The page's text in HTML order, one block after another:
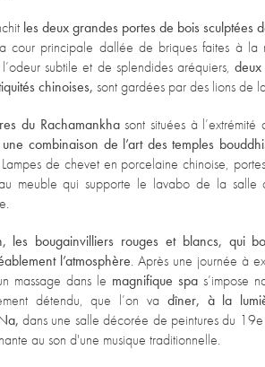
les deux grandes portes de bois sculptées
cour principale dallée de briques faites à la
subtile et de splendides aréquiers,
chinoises, sont gardées par des lions de
du Rachamankhasont situées à l’extrémité
combinaison de l’art des temples
de chevet en porcelaine chinoise,
meuble qui supporte le lavabo de la salle
les bougainvilliers rouges et blancs, qui
l’atmosphère. Après une journée à
massage dans le magnifique spa s’impose
détendu, que l’on va dîner, à la
dans une salle décorée de peintures du
au son d'une musique traditionnelle.